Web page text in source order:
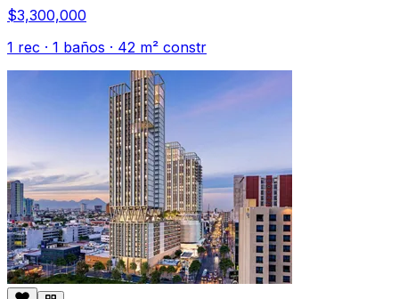
$3,300,000
1 rec · 1 baños · 42 m² constr